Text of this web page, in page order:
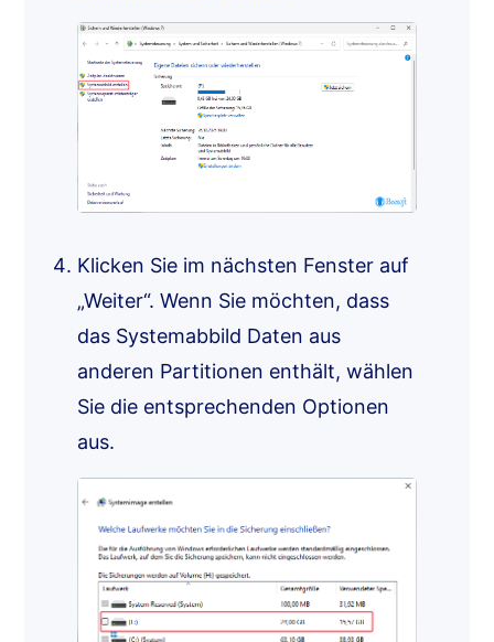
Klicken Sie im nächsten Fenster auf
„Weiter“. Wenn Sie möchten, dass
das Systemabbild Daten aus
anderen Partitionen enthält, wählen
Sie die entsprechenden Optionen
aus.